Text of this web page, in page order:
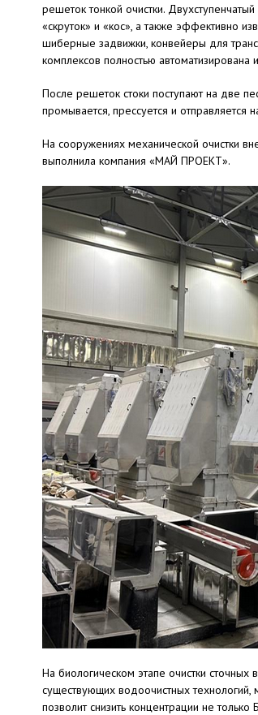
решеток тонкой очистки.
«скруток» и «кос», а также эффективно
шиберные задвижки, конвейеры для
комплексов полностью автоматизирована
После решеток стоки поступают на две
промывается, прессуется и отправляется
На сооружениях механической очистки
выполнила компания «МАЙ ПРОЕКТ».
На биологическом этапе очистки
существующих водоочистных
позволит снизить концентрации не